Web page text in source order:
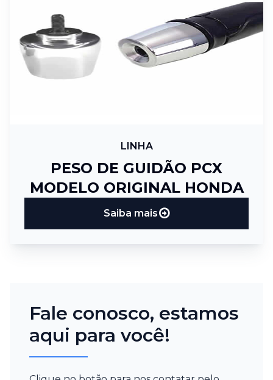
LINHA
PESO DE GUIDÃO PCX
MODELO ORIGINAL HONDA
Saiba mais
Fale conosco, estamos
aqui para você!